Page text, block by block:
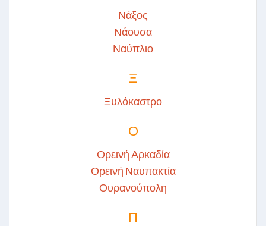
Νάξος
Νάουσα
Ναύπλιο
Ξ
Ξυλόκαστρο
Ο
Ορεινή Αρκαδία
Ορεινή Ναυπακτία
Ουρανούπολη
Π